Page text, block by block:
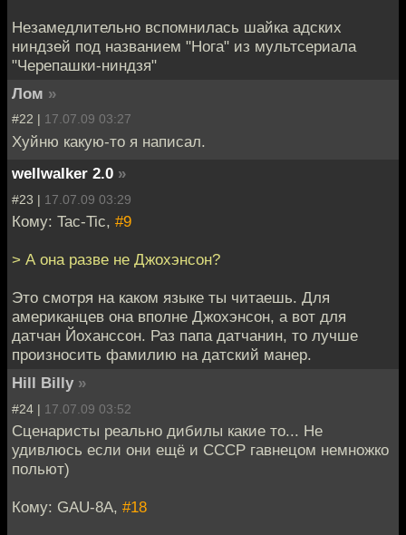
Незамедлительно вспомнилась шайка адских
ниндзей под названием "Нога" из мультсериала
"Черепашки-ниндзя"
Лом »
#22 | 17.07.09 03:27
Хуйню какую-то я написал.
wellwalker 2.0 »
#23 | 17.07.09 03:29
Кому: Tac-Tic, #9
> А она разве не Джохэнсон?
Это смотря на каком языке ты читаешь. Для
американцев она вполне Джохэнсон, а вот для
датчан Йоханссон. Раз папа датчанин, то лучше
произносить фамилию на датский манер.
Hill Billy »
#24 | 17.07.09 03:52
Сценаристы реально дибилы какие то... Не
удивлюсь если они ещё и СССР гавнецом немножко
польют)
Кому: GAU-8A, #18